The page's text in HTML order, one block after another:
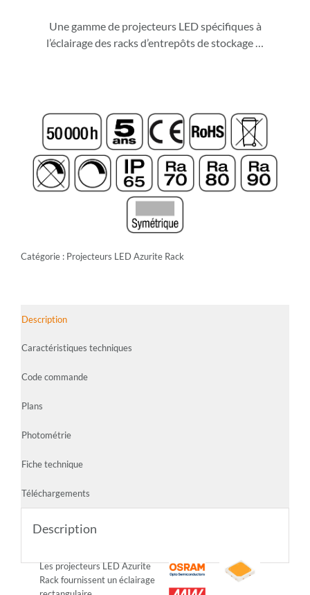
Une gamme de projecteurs LED spécifiques à
l’éclairage des racks d’entrepôts de stockage …
Catégorie : Projecteurs LED Azurite Rack
Description
Caractéristiques techniques
Code commande
Plans
Photométrie
Fiche technique
Téléchargements
Description
Les projecteurs LED Azurite
Rack fournissent un éclairage